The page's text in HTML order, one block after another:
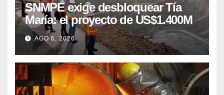
SNMPE exige desbloquear Tía
María: el proyecto de US$1.400M
que Perú lleva 15 años
posponiendo
AGO 6, 2026